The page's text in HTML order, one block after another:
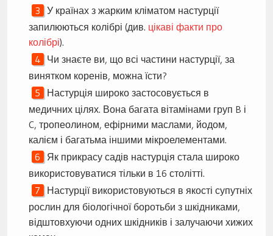
У країнах з жарким кліматом настурції
запилюються колібрі (див. цікаві факти про
колібрі).
Чи знаєте ви, що всі частини настурції, за
винятком коренів, можна їсти?
Настурція широко застосовується в
медичних цілях. Вона багата вітамінами груп B і
C, тропеолином, ефірними маслами, йодом,
калієм і багатьма іншими мікроелементами.
Як прикрасу садів настурція стала широко
використовуватися тільки в 16 столітті.
Настурції використовуються в якості супутніх
рослин для біологічної боротьби з шкідниками,
відштовхуючи одних шкідників і залучаючи хижих